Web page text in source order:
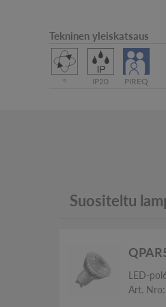
Tekninen yleiskatsaus
° IP20 PIREQ
Suositeltu
LED-
Art.